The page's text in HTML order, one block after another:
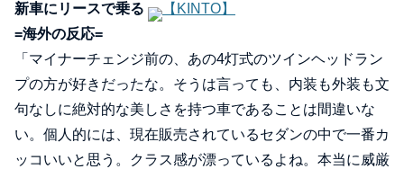
新車にリースで乗る
【KINTO】
=海外の反応=
「マイナーチェンジ前の、あの4灯式のツインヘッドラン
プの方が好きだったな。そうは言っても、内装も外装も文
句なしに絶対的な美しさを持つ車であることは間違いな
い。個人的には、現在販売されているセダンの中で一番カ
ッコいいと思う。クラス感が漂っているよね。本当に威厳